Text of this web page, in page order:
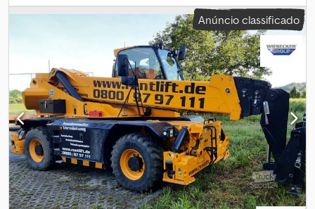
combustível:diesel, altura de construção:3 090 mm, potência:
, comprimento do garfo:1 200 mm, peso
3 090 mm, comprimento total:6 570
2 500 mm, cor:vermelho, Equipamento: cabina,
garfos para paletes
, Dados técnicos Codpfx Aoxlzdfsgxsrf Ano de
fabrico: 2021 Motor: motor Diesel Transmissão: caixa Dropbox com
2 velocidades (avançar e retroceder) Capacidade máxima de
carga: 4.999 kg Altura máxima de elevação: 20,70 m Rotação: 360°
Potência nominal: 100 kW - 134 cv Cilindrada: 3,6 l Número de
cilindros: 4 Inclinação máxima superável: 44% Tipo de motor:
Diesel com injeção direta Velocidade máxima: 40 km/h Peso total:
16.500 kg Dimensões totais (C x L x A): 6,57 m x 2,50 m x 3,09 m
Comprimento dos garfos: 1,20 m Totalmente funcional Sinais
gerais de uso
Anúncio classificado